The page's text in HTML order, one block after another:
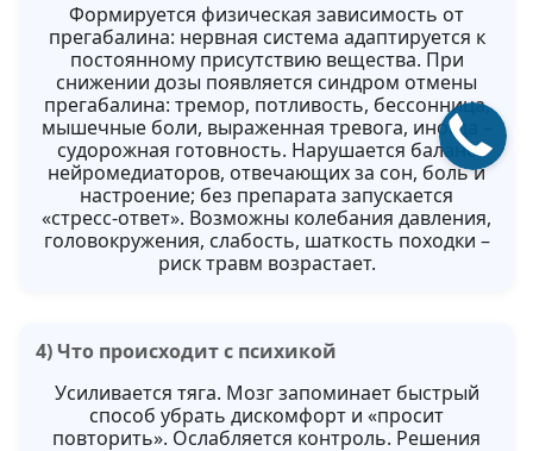
Формируется физическая зависимость от
прегабалина: нервная система адаптируется к
постоянному присутствию вещества. При
снижении дозы появляется синдром отмены
прегабалина: тремор, потливость, бессонница,
мышечные боли, выраженная тревога, иногда –
судорожная готовность. Нарушается баланс
нейромедиаторов, отвечающих за сон, боль и
настроение; без препарата запускается
«стресс‑ответ». Возможны колебания давления,
головокружения, слабость, шаткость походки –
риск травм возрастает.
4) Что происходит с психикой
Усиливается тяга. Мозг запоминает быстрый
способ убрать дискомфорт и «просит
повторить». Ослабляется контроль. Решения